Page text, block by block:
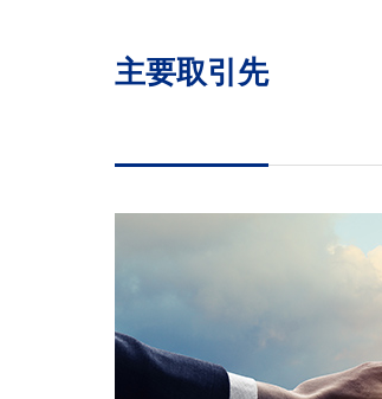
会社案内
事業案内
主要取引先